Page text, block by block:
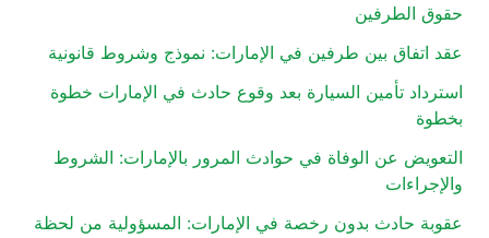
حقوق الطرفين
عقد اتفاق بين طرفين في الإمارات: نموذج وشروط قانونية
استرداد تأمين السيارة بعد وقوع حادث في الإمارات خطوة
بخطوة
التعويض عن الوفاة في حوادث المرور بالإمارات: الشروط
والإجراءات
عقوبة حادث بدون رخصة في الإمارات: المسؤولية من لحظة